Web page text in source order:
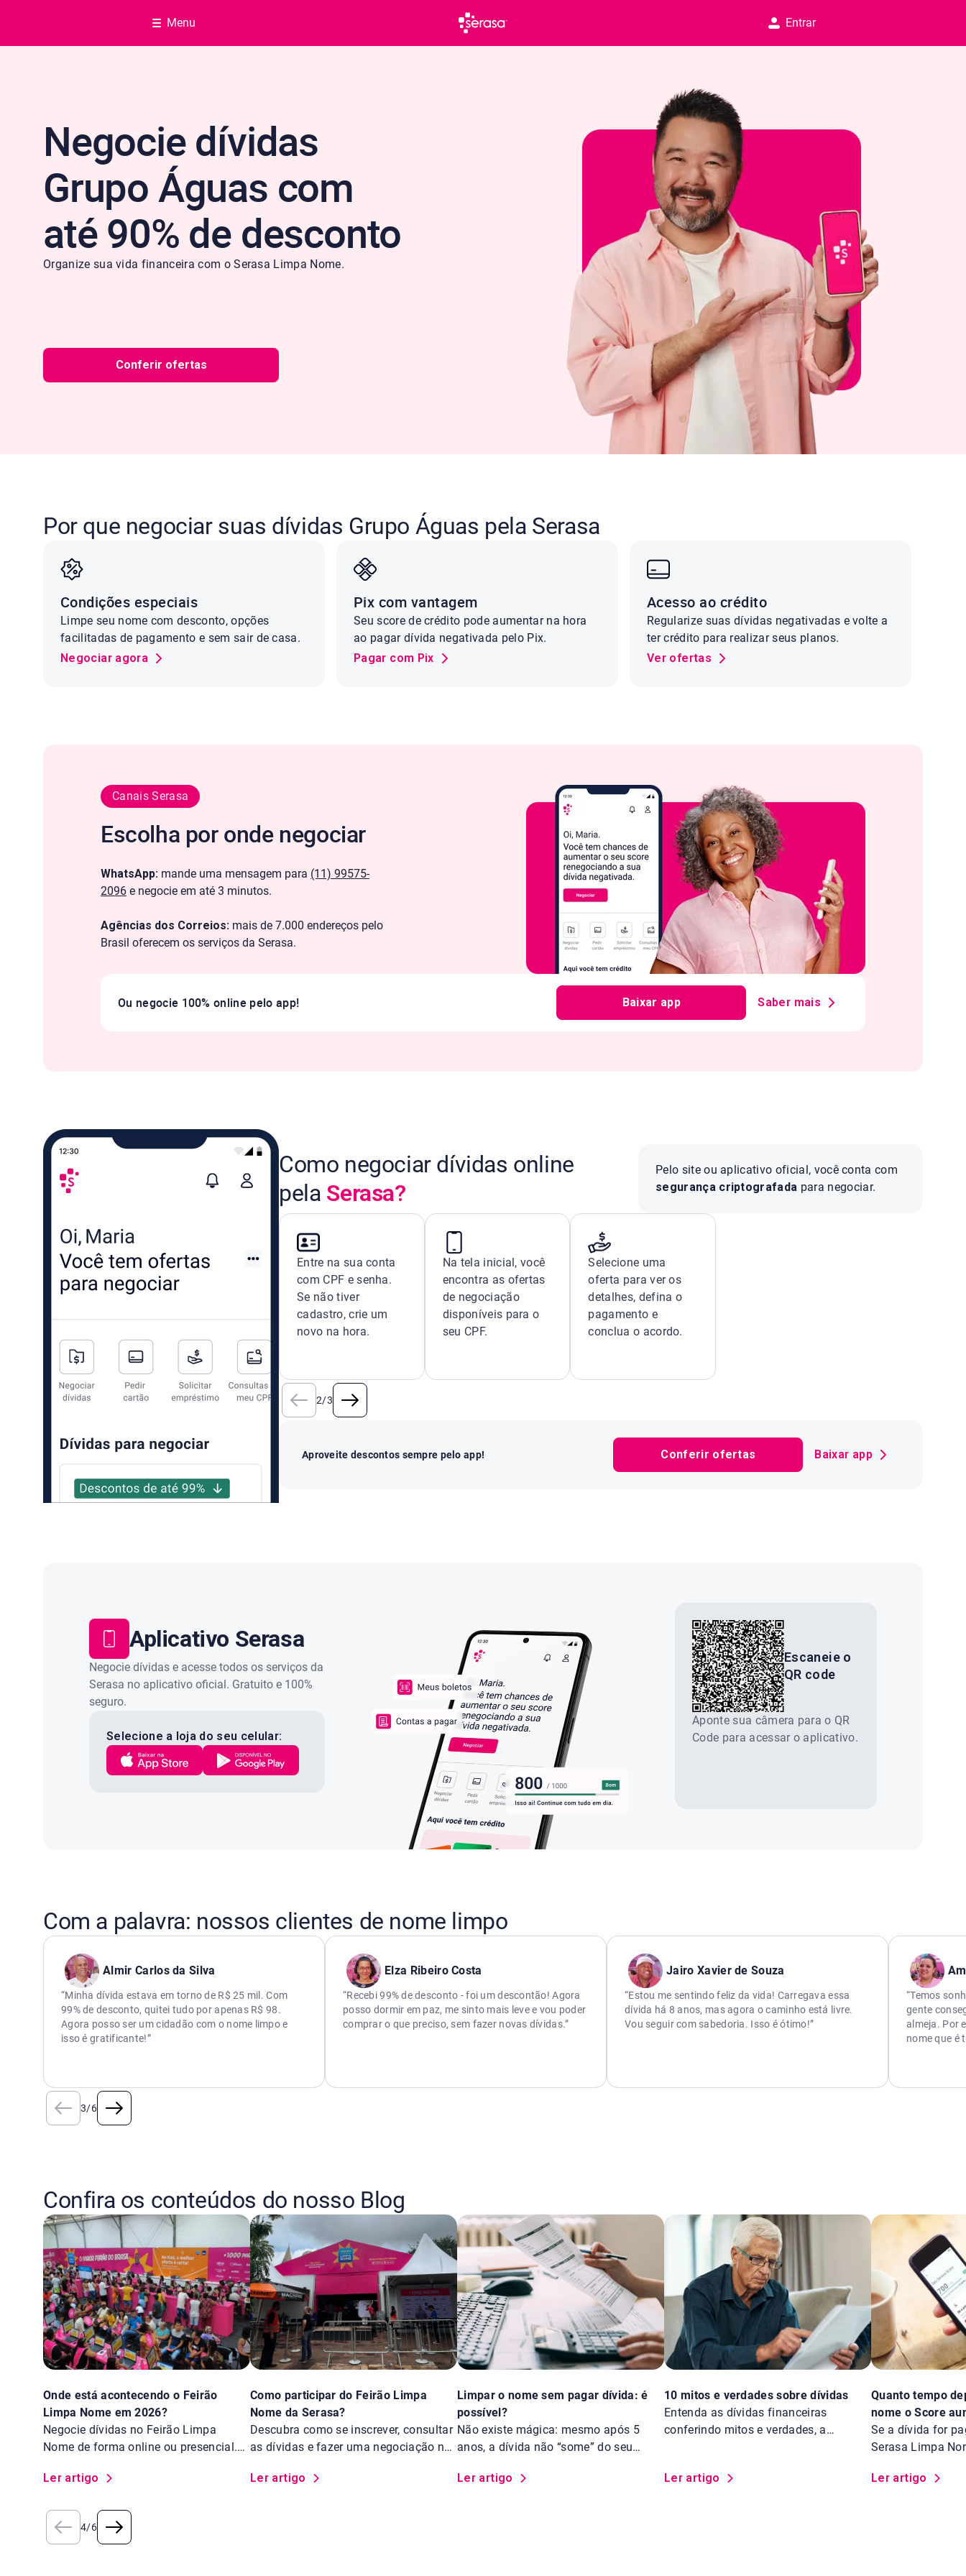
Menu Entrar
Negocie dívidas
Grupo Águas com
até 90% de desconto
Organize sua vida financeira com o Serasa Limpa Nome.
Conferir ofertas
Por que negociar suas dívidas Grupo Águas pela Serasa
Condições especiais
Limpe seu nome com desconto, opções
facilitadas de pagamento e sem sair de casa.
Negociar agora
Pix com vantagem
Seu score de crédito pode aumentar na hora
ao pagar dívida negativada pelo Pix.
Pagar com Pix
Acesso ao crédito
Regularize suas dívidas negativadas e volte a
ter crédito para realizar seus planos.
Ver ofertas
Canais Serasa
Escolha por onde negociar
WhatsApp: mande uma mensagem para (11) 99575-
2096 e negocie em até 3 minutos.
Agências dos Correios: mais de 7.000 endereços pelo
Brasil oferecem os serviços da Serasa.
Ou negocie 100% online pelo app! Baixar app Saber mais
Como negociar dívidas online
pela Serasa?
Pelo site ou aplicativo oficial, você conta com
segurança criptografada para negociar.
Entre na sua conta
com CPF e senha.
Se não tiver
cadastro, crie um
novo na hora.
Na tela inicial, você
encontra as ofertas
de negociação
disponíveis para o
seu CPF.
Selecione uma
oferta para ver os
detalhes, defina o
pagamento e
conclua o acordo.
2/3
Aproveite descontos sempre pelo app! Conferir ofertas Baixar app
Aplicativo Serasa
Negocie dívidas e acesse todos os serviços da
Serasa no aplicativo oficial. Gratuito e 100%
seguro.
Selecione a loja do seu celular:
Escaneie o
QR code
Aponte sua câmera para o QR
Code para acessar o aplicativo.
Com a palavra: nossos clientes de nome limpo
Almir Carlos da Silva
“Minha dívida estava em torno de R$ 25 mil. Com
99% de desconto, quitei tudo por apenas R$ 98.
Agora posso ser um cidadão com o nome limpo e
isso é gratificante!”
Elza Ribeiro Costa
“Recebi 99% de desconto - foi um descontão! Agora
posso dormir em paz, me sinto mais leve e vou poder
comprar o que preciso, sem fazer novas dívidas.”
Jairo Xavier de Souza
“Estou me sentindo feliz da vida! Carregava essa
dívida há 8 anos, mas agora o caminho está livre.
Vou seguir com sabedoria. Isso é ótimo!”
“Temos
gente
almeja. Por
nome que é
3/6
Confira os conteúdos do nosso Blog
Onde está acontecendo o Feirão
Limpa Nome em 2026?
Negocie dívidas no Feirão Limpa
Nome de forma online ou presencial.
Ler artigo
Como participar do Feirão Limpa
Nome da Serasa?
Descubra como se inscrever, consultar
as dívidas e fazer uma negociação no
Ler artigo
Limpar o nome sem pagar dívida: é
possível?
Não existe mágica: mesmo após 5
anos, a dívida não “some” do seu
Ler artigo
10 mitos e verdades sobre dívidas
Entenda as dívidas financeiras
conferindo mitos e verdades, a
Ler artigo
Quanto tempo
nome o Score
Se a dívida for
Serasa Limpa
Ler artigo
4/6